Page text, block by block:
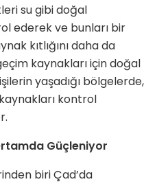
su gibi doğal
ederek ve bunları bir
kıtlığını daha da
kaynakları için doğal
yaşadığı bölgelerde,
kontrol
Güçleniyor
biri Çad’da